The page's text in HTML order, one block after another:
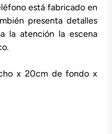
está fabricado en
presenta detalles
la atención la escena
x 20cm de fondo x